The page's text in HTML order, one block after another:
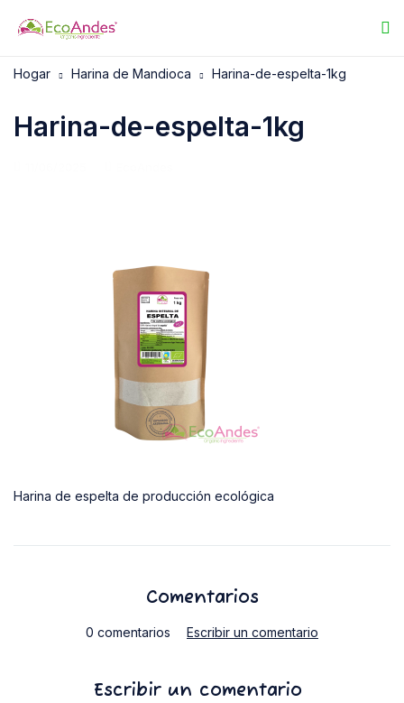
Hogar Harina de Mandioca Harina-de-espelta-1kg
Harina-de-espelta-1kg
Harina de espelta de producción ecológica
Comentarios
0 comentarios Escribir un comentario
Escribir un comentario